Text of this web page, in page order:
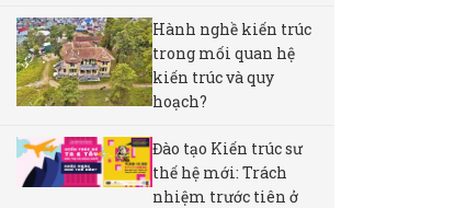
Hành nghề kiến trúc
trong mối quan hệ
kiến trúc và quy
hoạch?
Đào tạo Kiến trúc sư
thế hệ mới: Trách
nhiệm trước tiên ở